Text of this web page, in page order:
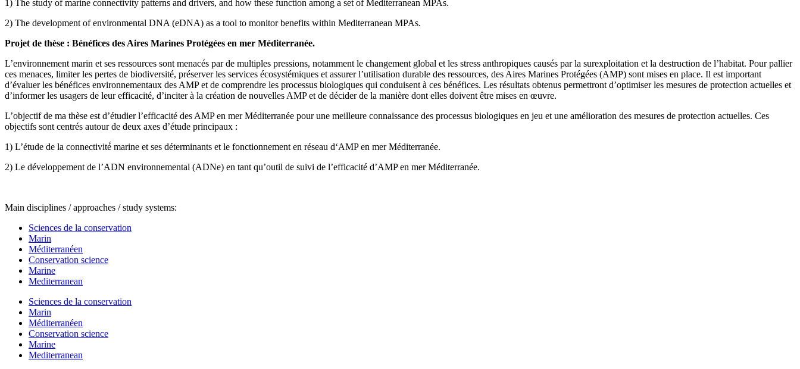
1) The study of marine connectivity patterns and drivers, and how these function among a set of Mediterranean MPAs.
2) The development of environmental DNA (eDNA) as a tool to monitor benefits within Mediterranean MPAs.
Projet de thèse : Bénéfices des Aires Marines Protégées en mer Méditerranée.
L’environnement marin et ses ressources sont menacés par de multiples pressions, notamment le changement global et les stress anthropiques causés par la surexploitation et la destruction de l’habitat. Pour pallier
ces menaces, limiter les pertes de biodiversité, préserver les services écosystémiques et assurer l’utilisation durable des ressources, des Aires Marines Protégées (AMP) sont mises en place. Il est important
d’évaluer les bénéfices environnementaux des AMP et de comprendre les processus biologiques qui conduisent à ces bénéfices. Les résultats obtenus permettront d’optimiser les mesures de protection actuelles et
d’informer les usagers de leur efficacité, d’inciter à la création de nouvelles AMP et de décider de la manière dont elles doivent être mises en œuvre.
L’objectif de ma thèse est d’étudier l’efficacité des AMP en mer Méditerranée pour une meilleure connaissance des processus biologiques en jeu et une amélioration des mesures de protection actuelles. Ces
objectifs sont centrés autour de deux axes d’étude principaux :
1) L’étude de la connectivité́ marine et ses déterminants et le fonctionnement en réseau d‘AMP en mer Méditerranée.
2) Le développement de l’ADN environnemental (ADNe) en tant qu’outil de suivi de l’efficacité d’AMP en mer Méditerranée.
Main disciplines / approaches / study systems:
Sciences de la conservation
Marin
Méditerranéen
Conservation science
Marine
Mediterranean
Sciences de la conservation
Marin
Méditerranéen
Conservation science
Marine
Mediterranean